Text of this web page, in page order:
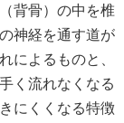
背骨）の中を椎
神経を通す道が
によるものと、
く流れなくなる
にくくなる特徴